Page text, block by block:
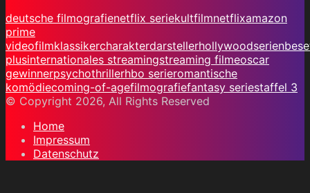
deutsche filmografienetflix seriekultfilmnetflixamazon
prime
videofilmklassikercharakterdarstellerhollywood
plusinternationales streamingstreaming filmeoscar
gewinnerpsychothrillerhbo serieromantische
komödiecoming-of-agefilmografiefantasy seriestaffel 3
© Copyright 2026, All Rights Reserved
Home
Impressum
Datenschutz